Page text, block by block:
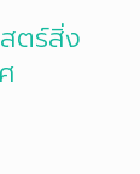
ตร์สิ่ง